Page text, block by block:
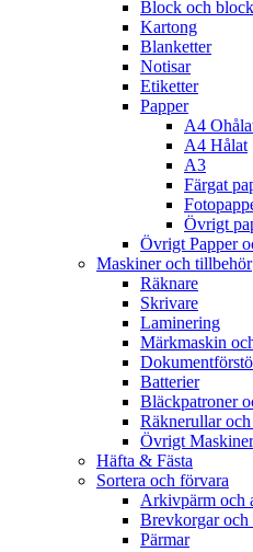
Block och
Kartong
Blanketter
Notisar
Etiketter
Papper
A4
A4 Hålat
A3
Färgat
Övrigt
Övrigt Papper
Maskiner och tillbehör
Räknare
Skrivare
Laminering
Märkmaskin
Batterier
Bläckpatroner
Räknerullar
Övrigt
Häfta & Fästa
Sortera och förvara
Arkivpärm och
Brevkorgar och
Pärmar